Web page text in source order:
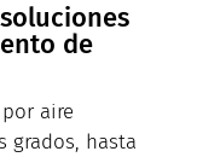
de
aire
grados, hasta